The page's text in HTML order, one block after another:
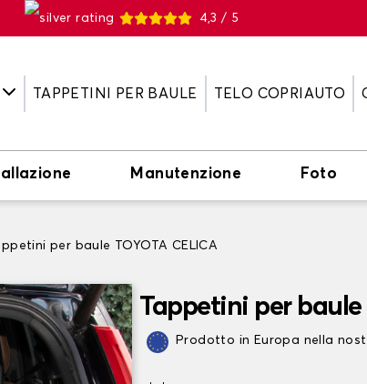
4,3 / 5
TAPPETINI PER BAULE TELO COPRIAUTO
Manutenzione Foto
per baule TOYOTA CELICA
Tappetini per baule
Prodotto in Europa nella